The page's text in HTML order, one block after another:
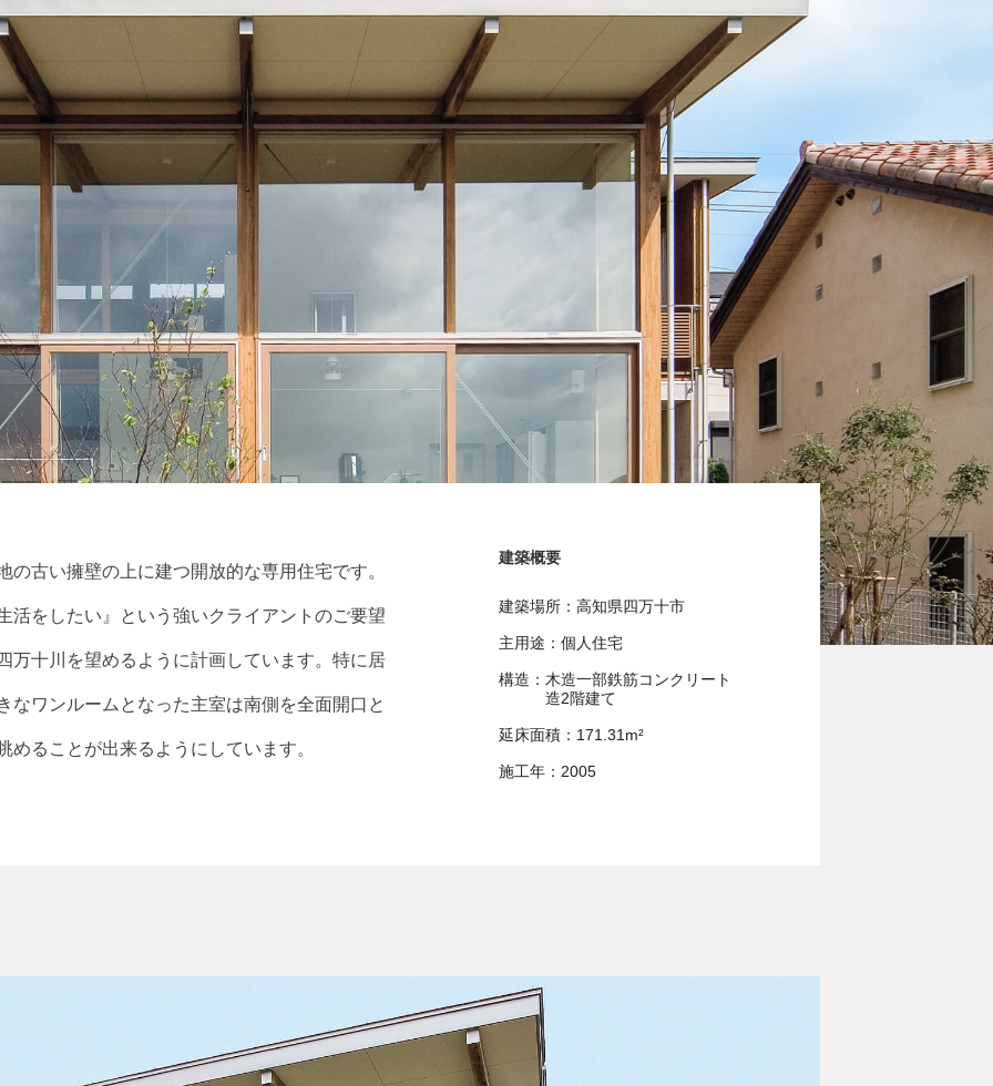
の古い擁壁の上に建つ開放的な専用住宅です。
活をしたい』という強いクライアントのご要望
万十川を望めるように計画しています。特に居
なワンルームとなった主室は南側を全面開口と
めることが出来るようにしています。
建築概要
建築場所 高知県四万十市
主用途 個人住宅
構造
木造一部鉄筋コンクリート
造2階建て
延床面積 171.31m²
施工年 2005